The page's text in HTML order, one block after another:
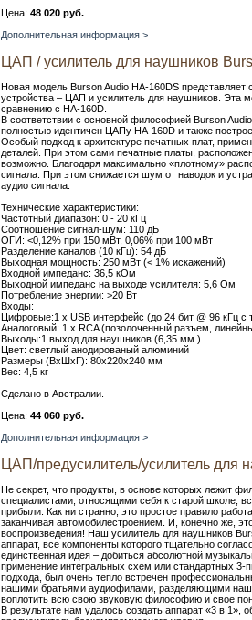
Цена: 48 020 руб.
Дополнительная информация >
ЦАП / усилитель для наушников
Новая модель Burson Audio HA-160DS
устройства – ЦАП и усилитель для наушников. Эта
сравнению с HA-160D.
В соответствии с основной философией Burson
полностью идентичен ЦАПу HA-160D и также
Особый подход к архитектуре печатных плат,
деталей. При этом сами печатные платы,
возможно. Благодаря максимально «плотному»
сигнала. При этом снижается шум от наводок и
аудио сигнала.
Технические характеристики:
Частотный диапазон: 0 - 20 кГц
Соотношение сигнал-шум: 110 дБ
ОГИ: <0,12% при 150 мВт, 0,06% при 100 мВт
Разделение каналов (10 кГц): 54 дБ
Выходная мощность: 250 мВт (< 1% искажений)
Входной импеданс: 36,5 кОм
Выходной импеданс на выходе усилителя: 5,6 Ом
Потребление энергии: >20 Вт
Входы:
Цифровые:1 х USB интерфейс (до 24 бит @ 96 кГц с
Аналоговый: 1 х RCA (позолоченный разъем,
Выходы:1 выход для наушников (6,35 мм )
Цвет: светлый анодированый алюминий
Размеры (ВхШхГ): 80х220х240 мм
Вес: 4,5 кг
Сделано в Австралии.
Цена: 44 060 руб.
Дополнительная информация >
ЦАП/предусилитель/усилитель для
Не секрет, что продукты, в основе которых лежит
специалистами, относящими себя к старой школе,
прибыли. Как ни странно, это простое правило
заканчивая автомобилестроением. И, конечно же,
воспроизведения! Наш усилитель для наушников
аппарат, все компоненты которого тщательно
единственная идея – добиться абсолютной
применение интегральных схем или стандартных 3-
подхода, был очень тепло встречен
нашими братьями аудиофилами, разделяющими
воплотить всю свою звуковую философию и свое
В результате нам удалось создать аппарат «3 в